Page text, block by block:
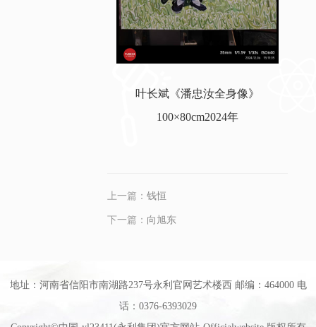
叶长斌《潘忠汝全身像》
100×80cm2024年
上一篇： 钱恒
下一篇： 向旭东
地址：河南省信阳市南湖路237号永利官网艺术楼西 邮编：464000 电
话：0376-6393029